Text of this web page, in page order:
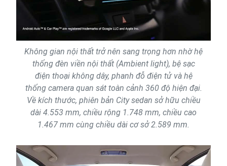
Không gian nội thất trở nên sang trọng hơn nhờ hệ
thống đèn viền nội thất (Ambient light), bệ sạc
điện thoại không dây, phanh đỗ điện tử và hệ
thống camera quan sát toàn cảnh 360 độ hiện đại.
Về kích thước, phiên bản City sedan sở hữu chiều
dài 4.553 mm, chiều rộng 1.748 mm, chiều cao
1.467 mm cùng chiều dài cơ sở 2.589 mm.